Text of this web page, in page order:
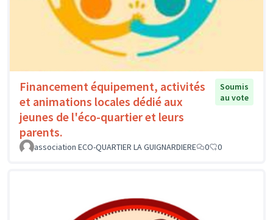
Financement équipement, activités
et animations locales dédié aux
jeunes de l'éco-quartier et leurs
parents.
Soumis
au vote
association ECO-QUARTIER LA GUIGNARDIERE 0 0